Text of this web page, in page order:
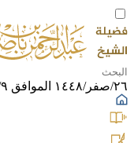
٢٦/صفر/١٤٤٨ الموافق ٩/أغسطس/٢٠٢٦